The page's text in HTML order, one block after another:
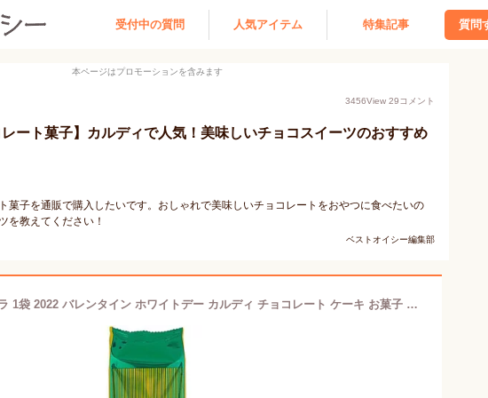
受付中の質問 人気アイテム 特集記事 質問
本ページはプロモーションを含みます
3456View 29コメント
レート菓子】カルディで人気！美味しいチョコスイーツのおすすめ
菓子を通販で購入したいです。おしゃれで美味しいチョコレートをおやつに食べたいの
を教えてください！
ベストオイシー編集部
ラグノオ ポロショコラ 1袋 2022 バレンタイン ホワイトデー カルディ チョコレート ケーキ お菓子 ラヴィット